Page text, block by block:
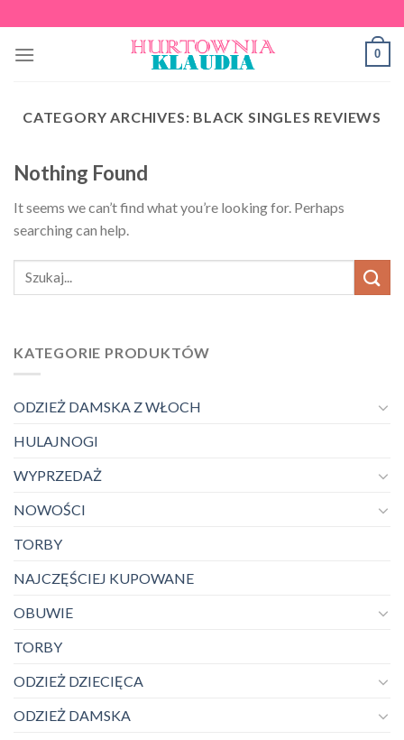
to
content
0
CATEGORY ARCHIVES: BLACK SINGLES REVIEWS
Nothing Found
It seems we can’t find what you’re looking for. Perhaps
searching can help.
KATEGORIE PRODUKTÓW
ODZIEŻ DAMSKA Z WŁOCH
HULAJNOGI
WYPRZEDAŻ
NOWOŚCI
TORBY
NAJCZĘŚCIEJ KUPOWANE
OBUWIE
TORBY
ODZIEŻ DZIECIĘCA
ODZIEŻ DAMSKA